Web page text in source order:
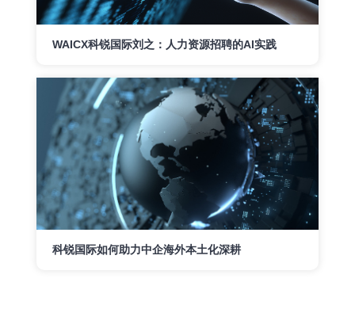
WAICX科锐国际刘之：人力资源招聘的AI实践
科锐国际如何助力中企海外本土化深耕